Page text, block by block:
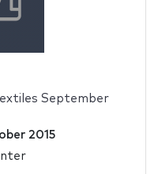
September
2015